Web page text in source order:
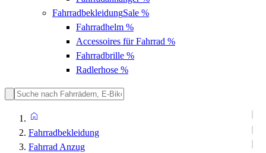
FahrradbekleidungSale %
Fahrradhelm %
Accessoires für Fahrrad %
Fahrradbrille %
Radlerhose %
Fahrradbekleidung
Fahrrad Anzug